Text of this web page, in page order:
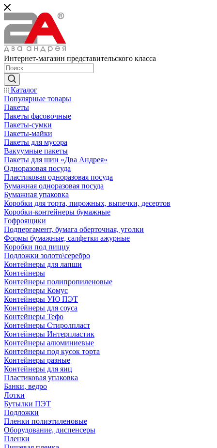
Интернет-магазин представительского класса
Каталог
Популярные товары
Пакеты
Пакеты фасовочные
Пакеты-сумки
Пакеты-майки
Пакеты для мусора
Вакуумные пакеты
Пакеты для шин «Два Андрея»
Одноразовая посуда
Пластиковая одноразовая посуда
Бумажная одноразовая посуда
Бумажная упаковка
Коробки для торта, пирожных, выпечки, десертов
Коробки-контейнеры бумажные
Гофроящики
Подпергамент, бумага оберточная, уголки
Формы бумажные, салфетки ажурные
Коробки под пиццу
Подложки золото\серебро
Контейнеры для лапши
Контейнеры
Контейнеры полипропиленовые
Контейнеры Комус
Контейнеры УЮ ПЭТ
Контейнеры для соуса
Контейнеры Тефо
Контейнеры Стиролпласт
Контейнеры Интерпластик
Контейнеры алюминиевые
Контейнеры под кусок торта
Контейнеры разные
Контейнеры для яиц
Пластиковая упаковка
Банки, ведро
Лотки
Бутылки ПЭТ
Подложки
Пленки полиэтиленовые
Оборудование, диспенсеры
Пленки